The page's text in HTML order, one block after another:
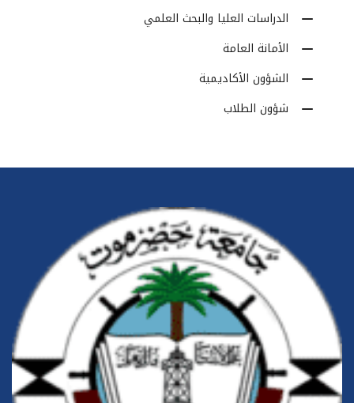
الدراسات العليا والبحث العلمي
الأمانة العامة
الشؤون الأكاديمية
شؤون الطلاب